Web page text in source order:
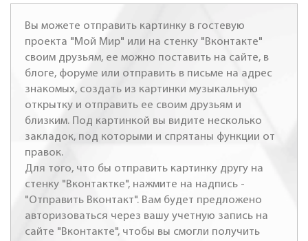
Вы можете отправить картинку в гостевую
проекта "Мой Мир" или на стенку "Вконтакте"
своим друзьям, ее можно поставить на сайте, в
блоге, форуме или отправить в письме на адрес
знакомых, создать из картинки музыкальную
открытку и отправить ее своим друзьям и
близким. Под картинкой вы видите несколько
закладок, под которыми и спрятаны функции от
правок.
Для того, что бы отправить картинку другу на
стенку "Вконтактке", нажмите на надпись -
"Отправить Вконтакт". Вам будет предложено
авторизоваться через вашу учетную запись на
сайте "Вконтакте", чтобы вы смогли получить